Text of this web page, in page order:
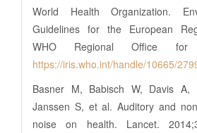
World Health Organization.
Guidelines for the European
WHO Regional Office for
https://iris.who.int/handle/10665/
Basner M, Babisch W, Davis
Janssen S, et al. Auditory and
noise on health. Lancet.